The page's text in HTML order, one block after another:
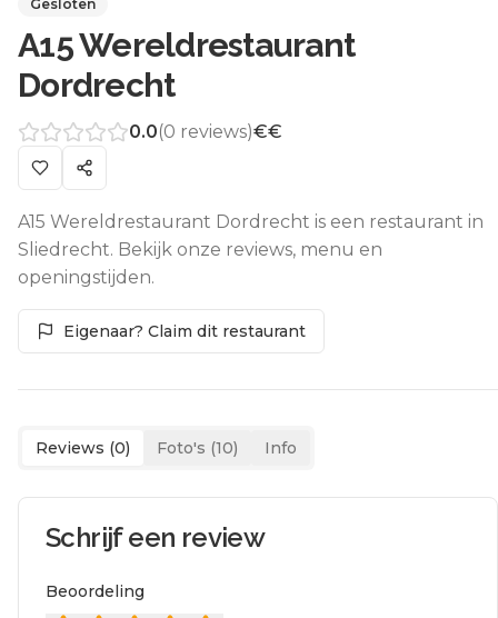
Gesloten
A15 Wereldrestaurant
Dordrecht
0.0(0 reviews)€€
A15 Wereldrestaurant Dordrecht is een restaurant in
Sliedrecht. Bekijk onze reviews, menu en
openingstijden.
Eigenaar? Claim dit restaurant
Reviews (0) Foto's (10) Info
Schrijf een review
Beoordeling